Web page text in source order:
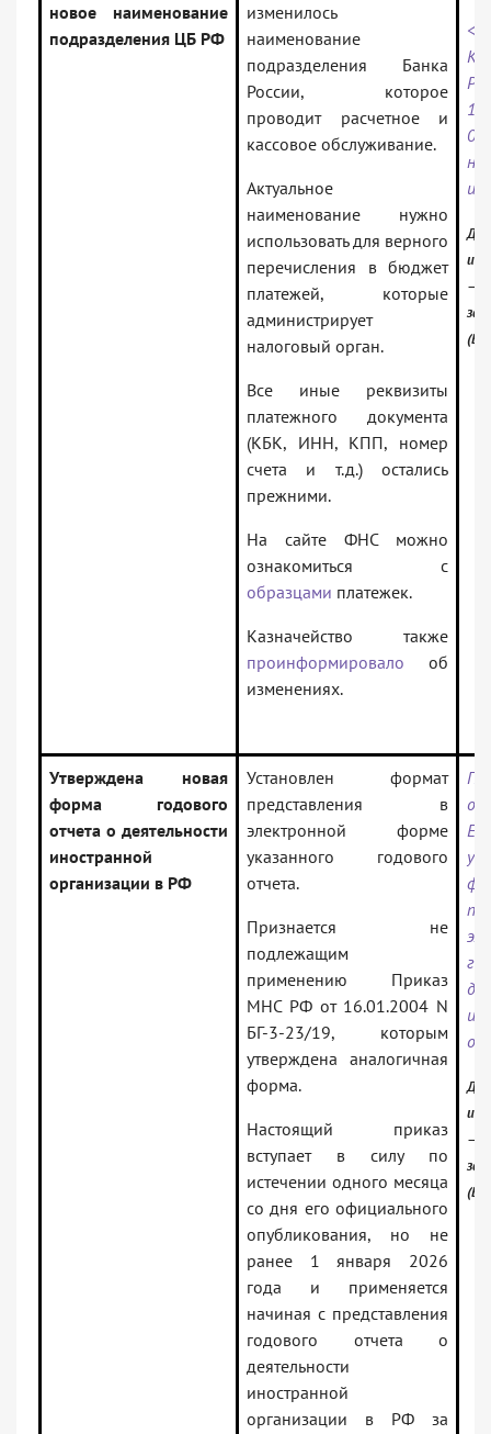
новое наименование
подразделения ЦБ РФ
изменилось
наименование
подразделения Банка
России, которое
проводит расчетное и
кассовое обслуживание.
Актуальное
наименование нужно
использовать для верного
перечисления в бюджет
платежей, которые
администрирует
налоговый орган.
Все иные реквизиты
платежного документа
(КБК, ИНН, КПП, номер
счета и т.д.) остались
прежними.
На сайте ФНС можно
ознакомиться с
образцами платежек.
Казначейство также
проинформировало об
изменениях.
—
Утверждена новая
форма годового
отчета о деятельности
иностранной
организации в РФ
Установлен формат
представления в
электронной форме
указанного годового
отчета.
Признается не
подлежащим
применению Приказ
МНС РФ от 16.01.2004 N
БГ-3-23/19, которым
утверждена аналогичная
форма.
Настоящий приказ
вступает в силу по
истечении одного месяца
со дня его официального
опубликования, но не
ранее 1 января 2026
года и применяется
начиная с представления
годового отчета о
деятельности
иностранной
организации в РФ за
—